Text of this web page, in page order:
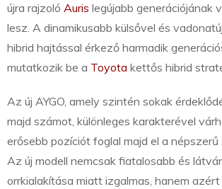
újra rajzoló Auris legújabb generációjának
lesz. A dinamikusabb külsővel és
hibrid hajtással érkező harmadik
mutatkozik be a Toyota kettős hibrid
Az új AYGO, amely szintén sokak
majd számot, különleges karakterével
erősebb pozíciót foglal majd el a
Az új modell nemcsak fiatalosabb és
orrkialakítása miatt izgalmas, hanem